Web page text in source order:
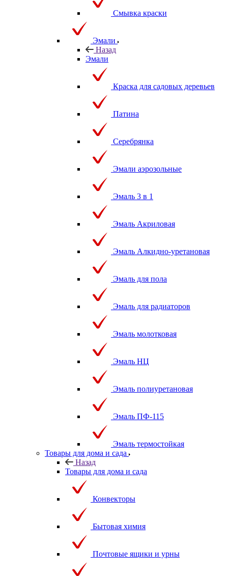
Смывка краски
Эмали
Назад
Эмали
Краска для садовых деревьев
Патина
Серебрянка
Эмали аэрозольные
Эмаль 3 в 1
Эмаль Акриловая
Эмаль Алкидно-уретановая
Эмаль для пола
Эмаль для радиаторов
Эмаль молотковая
Эмаль НЦ
Эмаль полиуретановая
Эмаль ПФ-115
Эмаль термостойкая
Товары для дома и сада
Назад
Товары для дома и сада
Конвекторы
Бытовая химия
Почтовые ящики и урны